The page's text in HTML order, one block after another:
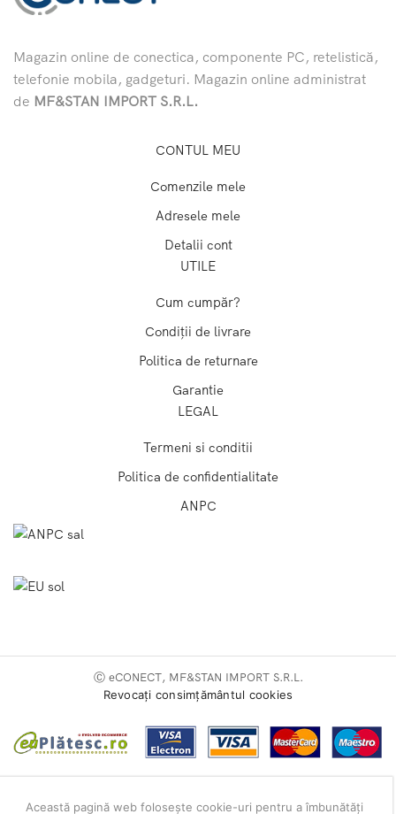
Această pagină web folosește cookie-uri pentru a îmbunătăți
Magazin online de conectica, componente PC, retelistică,
telefonie mobila, gadgeturi. Magazin online administrat
de MF&STAN IMPORT S.R.L.
CONTUL MEU
Comenzile mele
Adresele mele
Detalii cont
UTILE
Cum cumpăr?
Condiții de livrare
Politica de returnare
Garantie
LEGAL
Termeni si conditii
Politica de confidentialitate
ANPC
Ⓒ eCONECT, MF&STAN IMPORT S.R.L.
Revocați consimțământul cookies